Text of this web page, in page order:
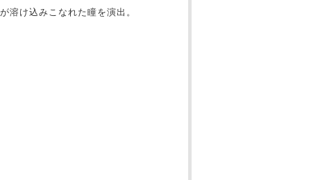
溶け込みこなれた瞳を演出。